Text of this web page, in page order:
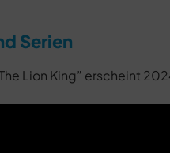
Serien
Lion King” erscheint